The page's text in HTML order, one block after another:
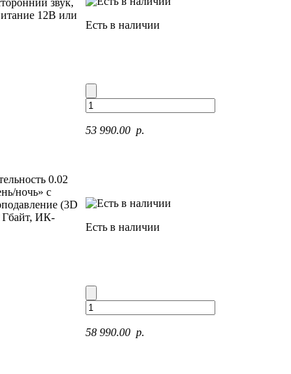
12В или
Есть в наличии
0.02
ночь» с
(3D
Гбайт, ИК-
53 990.00 p.
Есть в наличии
58 990.00 p.